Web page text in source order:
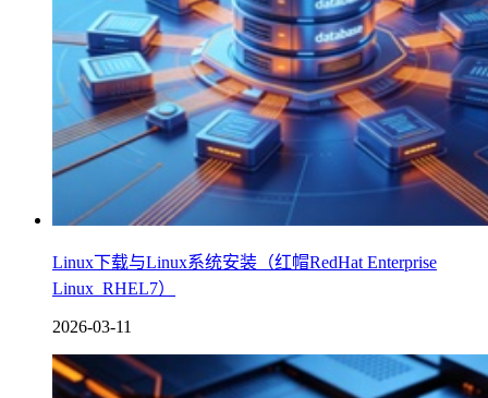
Linux下载与Linux系统安装（红帽RedHat Enterprise
Linux_RHEL7）
2026-03-11